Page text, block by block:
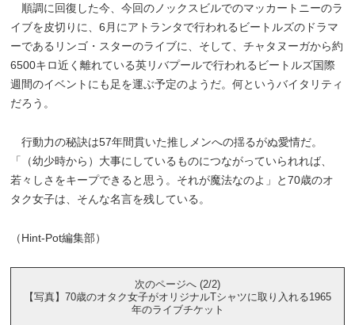
順調に回復した今、今回のノックスビルでのマッカートニーのラ
イブを皮切りに、6月にアトランタで行われるビートルズのドラマ
ーであるリンゴ・スターのライブに、そして、チャタヌーガから約
6500キロ近く離れている英リバプールで行われるビートルズ国際
週間のイベントにも足を運ぶ予定のようだ。何というバイタリティ
だろう。
行動力の秘訣は57年間貫いた推しメンへの揺るがぬ愛情だ。
「（幼少時から）大事にしているものにつながっていられれば、
若々しさをキープできると思う。それが魔法なのよ」と70歳のオ
タク女子は、そんな名言を残している。
（Hint-Pot編集部）
次のページへ (2/2)
【写真】70歳のオタク女子がオリジナルTシャツに取り入れる1965
年のライブチケット